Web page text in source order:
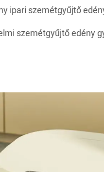
ipari szemétgyűjtő
szemétgyűjtő edény